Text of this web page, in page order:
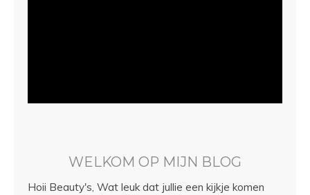
WELKOM OP MIJN BLOG
Hoii Beauty's, Wat leuk dat jullie een kijkje komen